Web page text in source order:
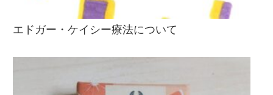
エドガー・ケイシー療法について